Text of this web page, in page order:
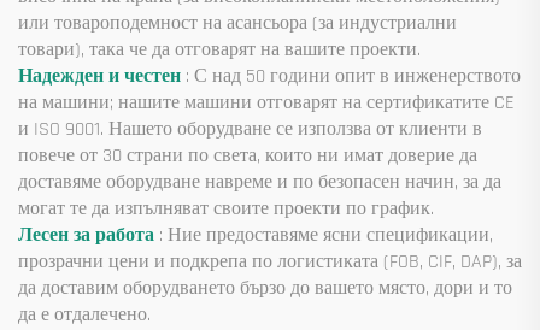
или товароподемност на асансьора (за индустриални
товари), така че да отговарят на вашите проекти.
Надежден и честен : С над 50 години опит в инженерството
на машини; нашите машини отговарят на сертификатите CE
и ISO 9001. Нашето оборудване се използва от клиенти в
повече от 30 страни по света, които ни имат доверие да
доставяме оборудване навреме и по безопасен начин, за да
могат те да изпълняват своите проекти по график.
Лесен за работа : Ние предоставяме ясни спецификации,
прозрачни цени и подкрепа по логистиката (FOB, CIF, DAP), за
да доставим оборудването бързо до вашето място, дори и то
да е отдалечено.